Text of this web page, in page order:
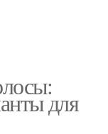
для